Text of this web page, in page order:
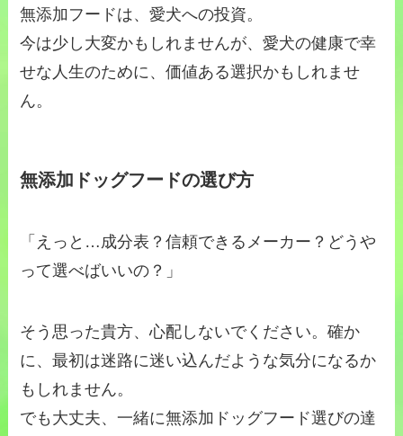
無添加フードは、愛犬への投資。
今は少し大変かもしれませんが、愛犬の健康で幸
せな人生のために、価値ある選択かもしれませ
ん。
無添加ドッグフードの選び方
「えっと…成分表？信頼できるメーカー？どうや
って選べばいいの？」
そう思った貴方、心配しないでください。確か
に、最初は迷路に迷い込んだような気分になるか
もしれません。
でも大丈夫、一緒に無添加ドッグフード選びの達